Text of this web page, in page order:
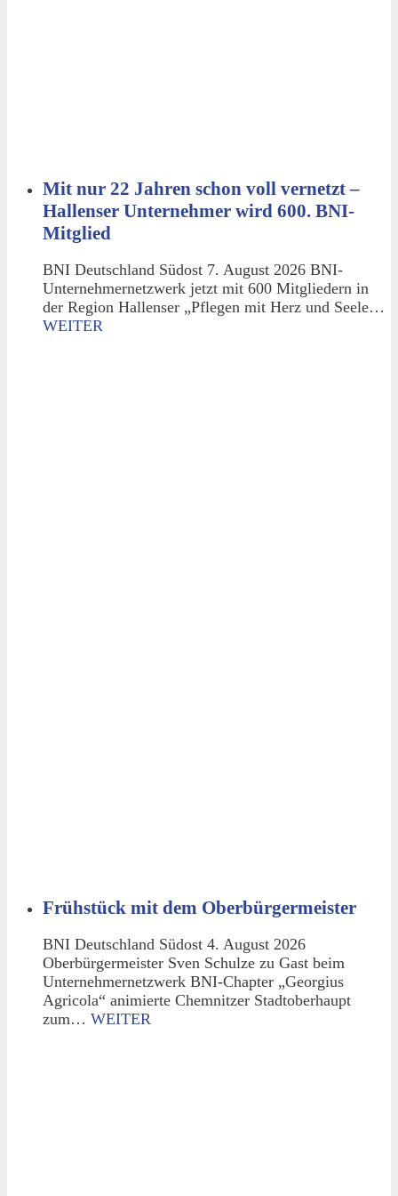
Mit nur 22 Jahren schon voll vernetzt –
Hallenser Unternehmer wird 600. BNI-
Mitglied
BNI Deutschland Südost 7. August 2026 BNI-
Unternehmernetzwerk jetzt mit 600 Mitgliedern in
der Region Hallenser „Pflegen mit Herz und Seele…
WEITER
Frühstück mit dem Oberbürgermeister
BNI Deutschland Südost 4. August 2026
Oberbürgermeister Sven Schulze zu Gast beim
Unternehmernetzwerk BNI-Chapter „Georgius
Agricola“ animierte Chemnitzer Stadtoberhaupt
zum… WEITER